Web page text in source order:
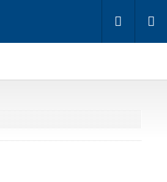
el empleo público y